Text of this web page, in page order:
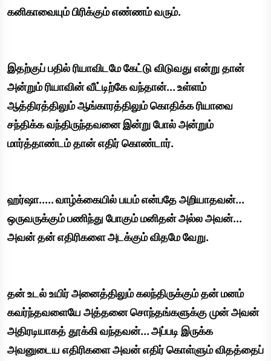
கனிகாவையும் பிரிக்கும் எண்ணம் வரும்.
இதற்குப் பதில் ரியாவிடமே கேட்டு விடுவது என்று தான்
அன்றும் ரியாவின் வீட்டிற்கே வந்தான்... உள்ளம்
ஆத்திரத்திலும் ஆங்காரத்திலும் கொதிக்க ரியாவை
சந்திக்க வந்திருந்தவனை இன்று போல் அன்றும்
மார்த்தாண்டம் தான் எதிர் கொண்டார்.
ஹர்ஷா..... வாழ்க்கையில் பயம் என்பதே அறியாதவன்...
ஒருவருக்கும் பணிந்து போகும் மனிதன் அல்ல அவன்...
அவன் தன் எதிரிகளை அடக்கும் விதமே வேறு.
தன் உடல் உயிர் அனைத்திலும் கலந்திருக்கும் தன் மனம்
கவர்ந்தவளையே அத்தனை சொந்தங்களுக்கு முன் அவன்
அதிரடியாகத் தூக்கி வந்தவன்... அப்படி இருக்க
அவனுடைய எதிரிகளை அவன் எதிர் கொள்ளும் விதத்தைப்